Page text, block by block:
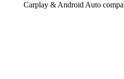
Carplay & Android Auto